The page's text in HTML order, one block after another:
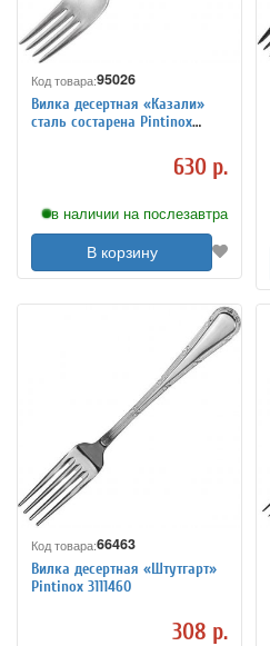
Код товара:95026
Вилка десертная «Казали»
сталь состарена Pintinox
630 р.
в наличии на послезавтра
В корзину
Код товара:66463
Вилка десертная «Штутгарт»
Pintinox 3111460
308 р.